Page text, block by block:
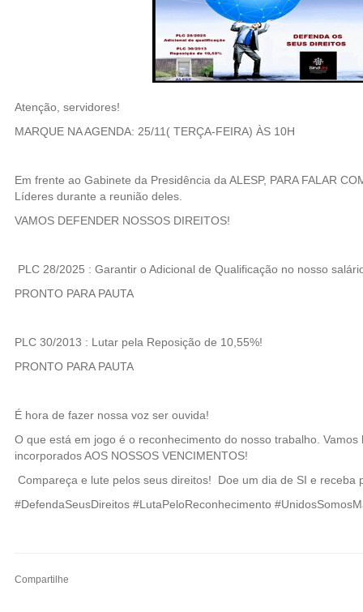
Atenção, servidores!
MARQUE NA AGENDA: 25/11( TERÇA-FEIRA) ÀS 10H
Em frente ao Gabinete da Presidência da ALESP, PARA FALAR
Líderes durante a reunião deles.
VAMOS DEFENDER NOSSOS DIREITOS!
PLC 28/2025 : Garantir o Adicional de Qualificação no nosso
PRONTO PARA PAUTA
PLC 30/2013 : Lutar pela Reposição de 10,55%!
PRONTO PARA PAUTA
É hora de fazer nossa voz ser ouvida!
O que está em jogo é o reconhecimento do nosso trabalho.
incorporados AOS NOSSOS VENCIMENTOS!
Compareça e lute pelos seus direitos! Doe um dia de SI e receba
#DefendaSeusDireitos #LutaPeloReconhecimento
Compartilhe